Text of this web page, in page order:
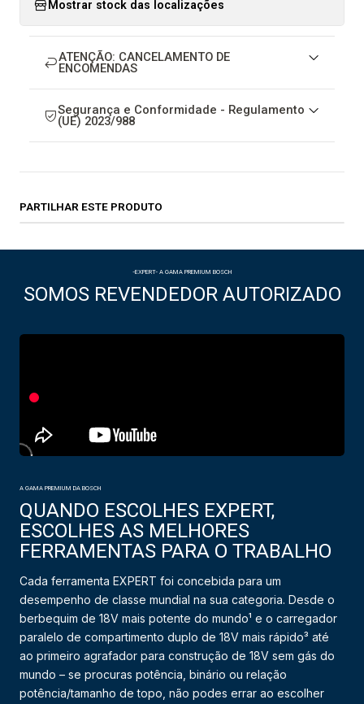
Mostrar stock das localizações
ATENÇÃO: CANCELAMENTO DE
ENCOMENDAS
Segurança e Conformidade - Regulamento
(UE) 2023/988
PARTILHAR ESTE PRODUTO
-EXPERT- A GAMA PREMIUM BOSCH
SOMOS REVENDEDOR AUTORIZADO
A GAMA PREMIUM DA BOSCH
QUANDO ESCOLHES EXPERT,
ESCOLHES AS MELHORES
FERRAMENTAS PARA O TRABALHO
Cada ferramenta EXPERT foi concebida para um
desempenho de classe mundial na sua categoria. Desde o
berbequim de 18V mais potente do mundo¹ e o carregador
paralelo de compartimento duplo de 18V mais rápido³ até
ao primeiro agrafador para construção de 18V sem gás do
mundo – se procuras potência, binário ou relação
potência/tamanho de topo, não podes errar ao escolher